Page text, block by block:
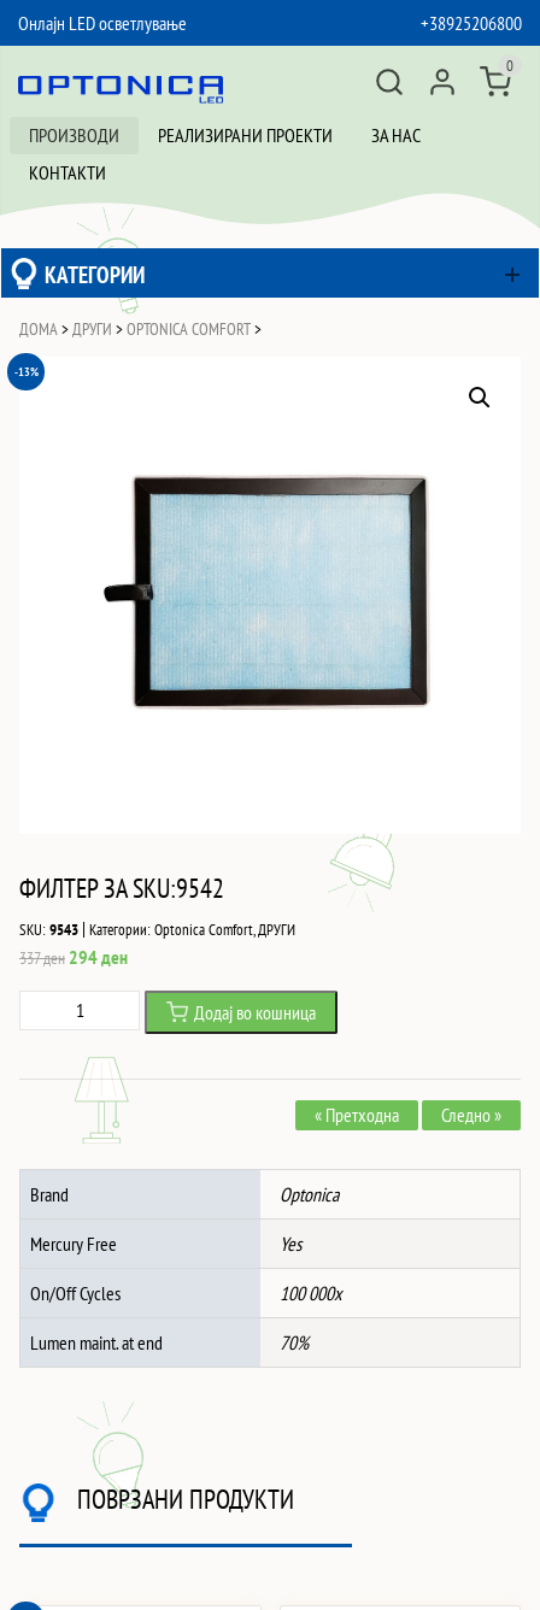
Онлајн LED осветлување
+38925206800
ПРОИЗВОДИ РЕАЛИЗИРАНИ ПРОЕКТИ
ЗА НАС
КОНТАКТИ
0
КАТЕГОРИИ
ДОМА > ДРУГИ >OPTONICA COMFORT>
-13%
ФИЛТЕР ЗА SKU:9542
SKU:9543 | Категории:Optonica Comfort,ДРУГИ
337ден Original
was:
294денCurrent
294 ден.
ЗА
количина
Додај во кошница
« Претходна Следно »
Brand Optonica
Mercury Free Yes
On/Off Cycles 100 000x
Lumen maint. at end 70%
ПОВРЗАНИ ПРОДУКТИ